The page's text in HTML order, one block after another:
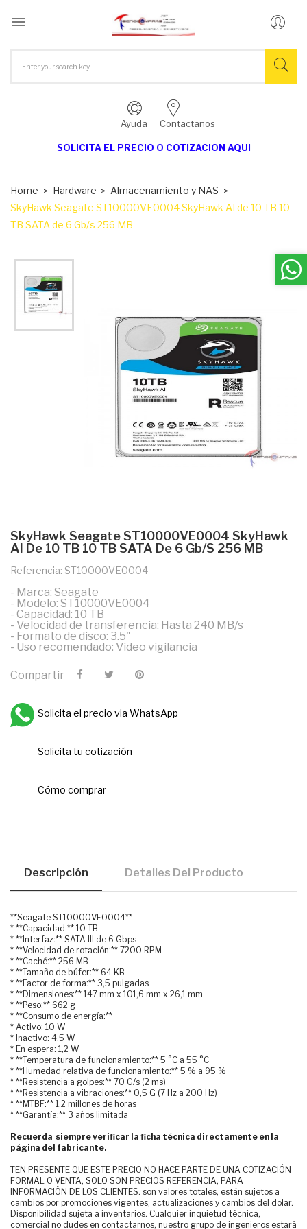

Ayuda Contactanos
SOLICITA EL PRECIO O COTIZACION AQUI
Home Hardware
Almacenamiento y NAS
SkyHawk Seagate ST10000VE0004 SkyHawk AI de 10 TB 10
TB SATA de 6 Gb/s 256 MB
SkyHawk Seagate ST10000VE0004 SkyHawk
AI De 10 TB 10 TB SATA De 6 Gb/s 256 MB
Referencia: ST10000VE0004
- Marca: Seagate
- Modelo: ST10000VE0004
- Capacidad: 10 TB
- Velocidad de transferencia: Hasta 240 MB/s
- Formato de disco: 3.5"
- Uso recomendado: Video vigilancia
Compartir
Solicita el precio via WhatsApp
Solicita tu cotización
Cómo comprar
Descripción Detalles Del Producto
**Seagate ST10000VE0004**
* **Capacidad:** 10 TB
* **Interfaz:** SATA III de 6 Gbps
* **Velocidad de rotación:** 7200 RPM
* **Caché:** 256 MB
* **Tamaño de búfer:** 64 KB
* **Factor de forma:** 3,5 pulgadas
* **Dimensiones:** 147 mm x 101,6 mm x 26,1 mm
* **Peso:** 662 g
* **Consumo de energía:**
* Activo: 10 W
* Inactivo: 4,5 W
* En espera: 1,2 W
* **Temperatura de funcionamiento:** 5 °C a 55 °C
* **Humedad relativa de funcionamiento:** 5 % a 95 %
* **Resistencia a golpes:** 70 G/s (2 ms)
* **Resistencia a vibraciones:** 0,5 G (7 Hz a 200 Hz)
* **MTBF:** 1,2 millones de horas
* **Garantía:** 3 años limitada
Recuerda siempre verificar la ficha técnica directamente en la
página del fabricante.
TEN PRESENTE QUE ESTE PRECIO NO HACE PARTE DE UNA COTIZACIÓN
FORMAL O VENTA, SOLO SON PRECIOS REFERENCIA, PARA
INFORMACIÓN DE LOS CLIENTES. son valores totales, están sujetos a
cambios por promociones vigentes, actualizaciones y cambios del dolar.
Disponibilidad sujeta a inventarios. Cualquier inquietud técnica,
comercial no dudes en contactarnos, nuestro grupo de ingenieros estará